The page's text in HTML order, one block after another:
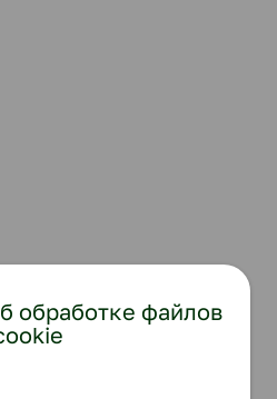
обработке файлов